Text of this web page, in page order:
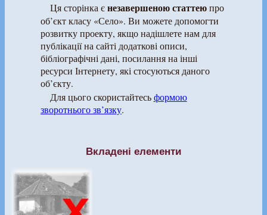
Ця сторінка єнезавершеною статтеюпро
об’єкт класу «Село». Ви можете допомогти
розвитку проекту, якщо надішлете нам для
публікації на сайті додаткові описи,
бібліографічні дані, посилання на інші
ресурси Інтернету, які стосуються даного
об’єкту.
Для цього скористайтесьформою
зворотнього зв’язку.
Вкладені елементи